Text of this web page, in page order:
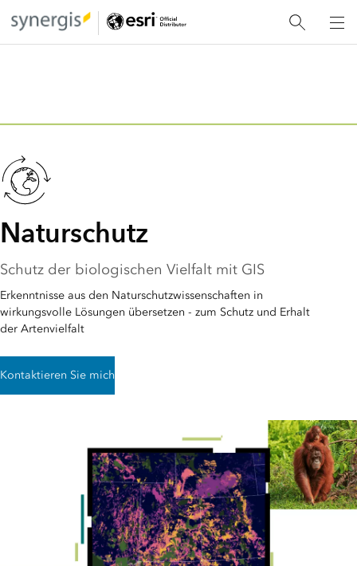
Naturschutz
Schutz der biologischen Vielfalt mit GIS
Erkenntnisse aus den Naturschutzwissenschaften in
wirkungsvolle Lösungen übersetzen - zum Schutz und Erhalt
der Artenvielfalt
Kontaktieren Sie mich